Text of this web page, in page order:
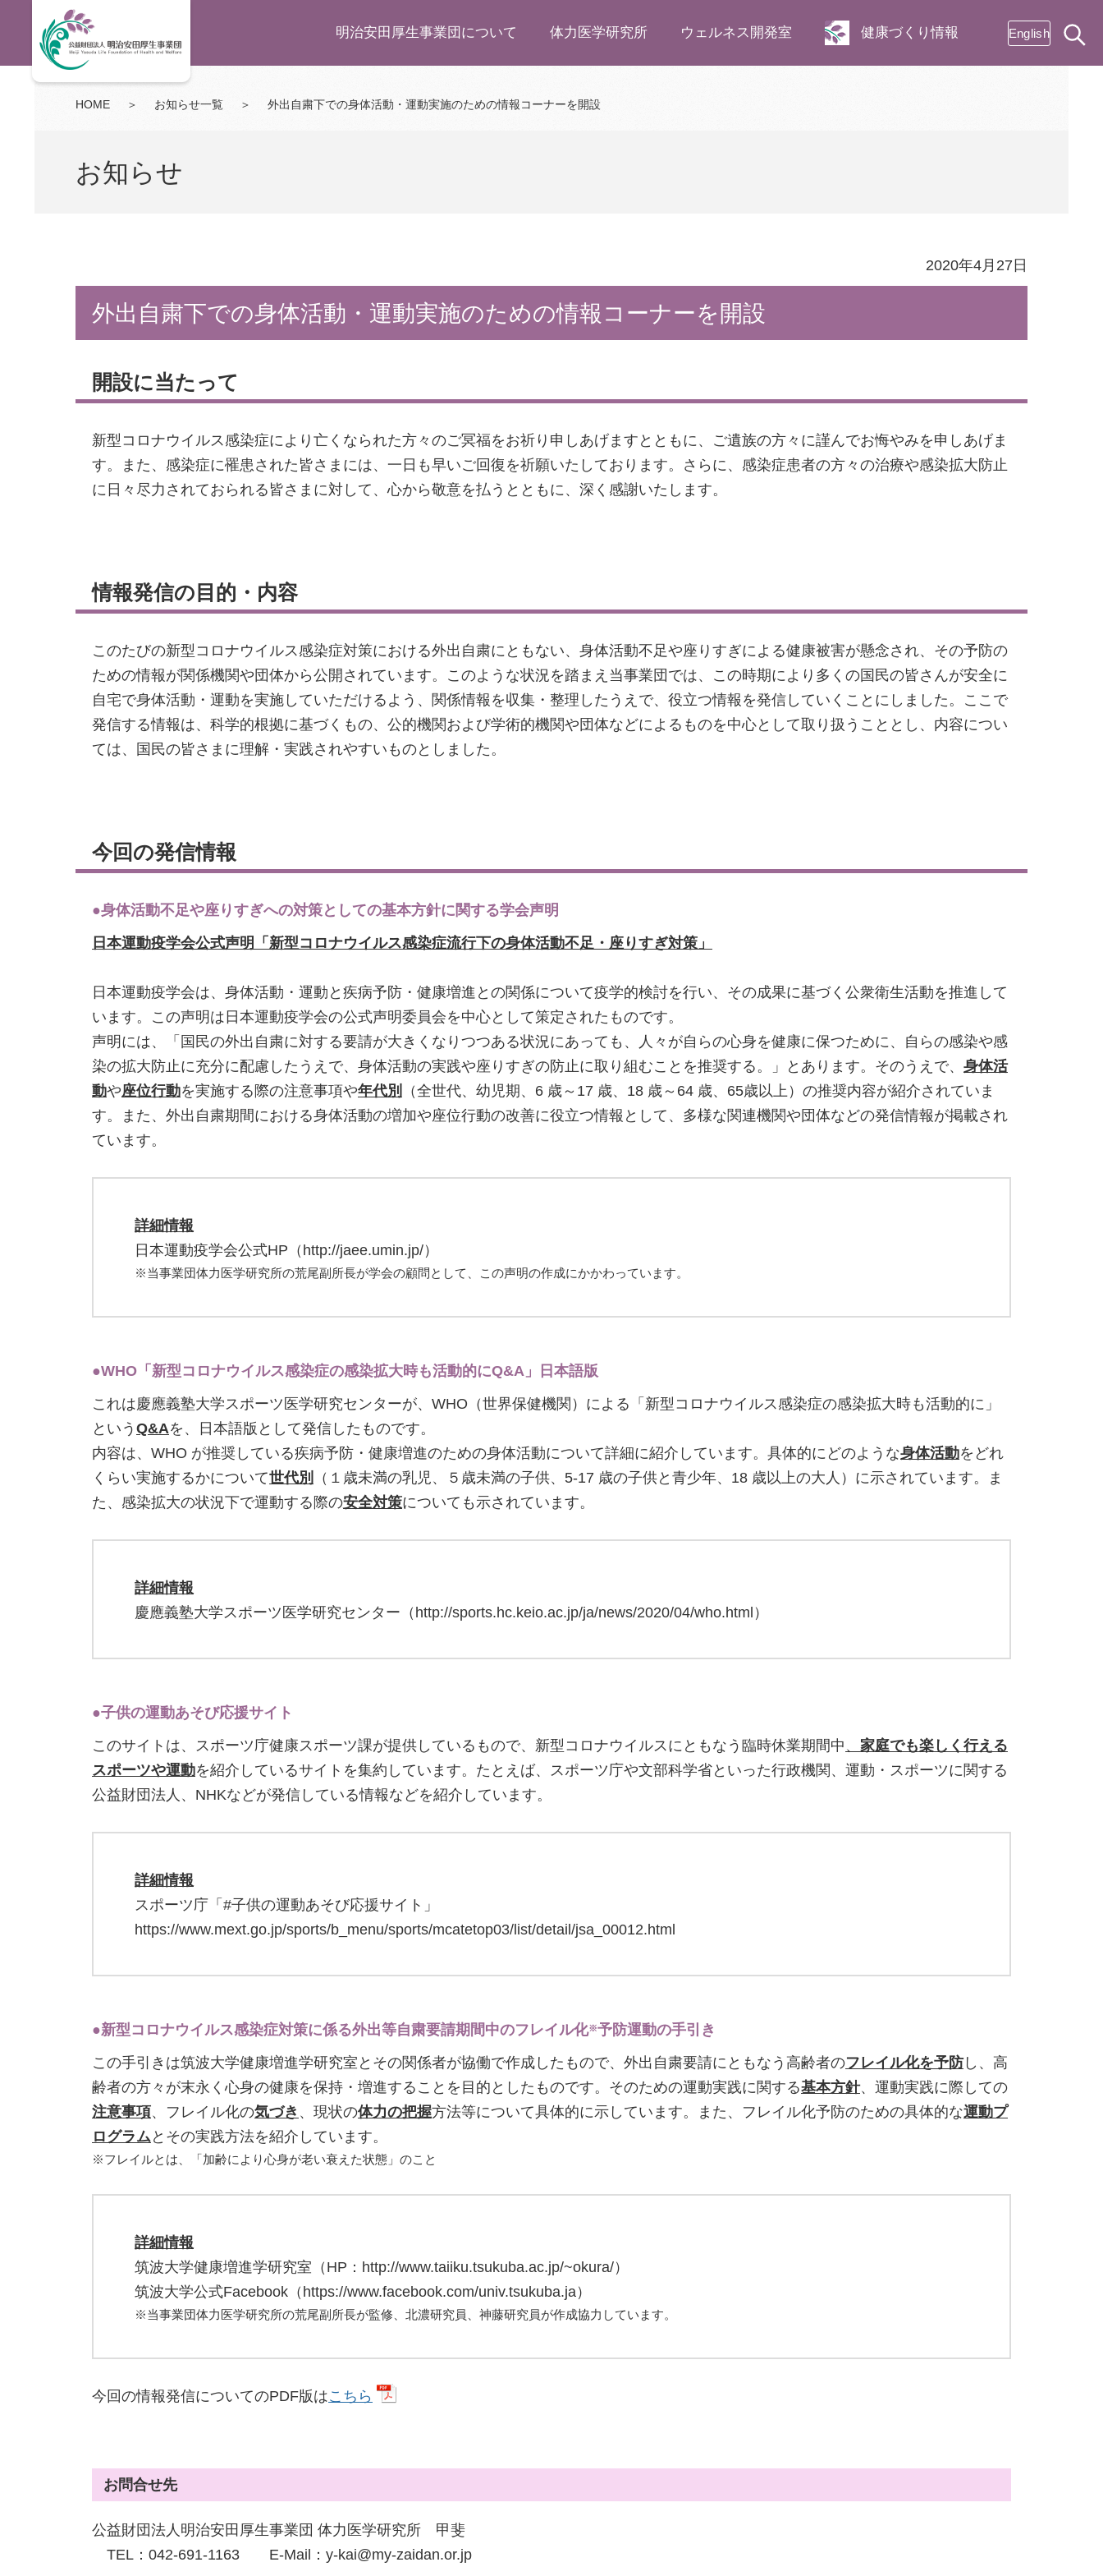
明治安田厚生事業団について 体力医学研究所 ウェルネス開発室 健康づくり情報 English
HOME ＞ お知らせ一覧 ＞ 外出自粛下での身体活動・運動実施のための情報コーナーを開設
お知らせ
2020年4月27日
外出自粛下での身体活動・運動実施のための情報コーナーを開設
開設に当たって
新型コロナウイルス感染症により亡くなられた方々のご冥福をお祈り申しあげますとともに、ご遺族の方々に謹んでお悔やみを申しあげま
す。また、感染症に罹患された皆さまには、一日も早いご回復を祈願いたしております。さらに、感染症患者の方々の治療や感染拡大防止
に日々尽力されておられる皆さまに対して、心から敬意を払うとともに、深く感謝いたします。
情報発信の目的・内容
このたびの新型コロナウイルス感染症対策における外出自粛にともない、身体活動不足や座りすぎによる健康被害が懸念され、その予防の
ための情報が関係機関や団体から公開されています。このような状況を踏まえ当事業団では、この時期により多くの国民の皆さんが安全に
自宅で身体活動・運動を実施していただけるよう、関係情報を収集・整理したうえで、役立つ情報を発信していくことにしました。ここで
発信する情報は、科学的根拠に基づくもの、公的機関および学術的機関や団体などによるものを中心として取り扱うこととし、内容につい
ては、国民の皆さまに理解・実践されやすいものとしました。
今回の発信情報
●身体活動不足や座りすぎへの対策としての基本方針に関する学会声明
日本運動疫学会公式声明「新型コロナウイルス感染症流行下の身体活動不足・座りすぎ対策」
日本運動疫学会は、身体活動・運動と疾病予防・健康増進との関係について疫学的検討を行い、その成果に基づく公衆衛生活動を推進して
います。この声明は日本運動疫学会の公式声明委員会を中心として策定されたものです。
声明には、「国民の外出自粛に対する要請が大きくなりつつある状況にあっても、人々が自らの心身を健康に保つために、自らの感染や感
染の拡大防止に充分に配慮したうえで、身体活動の実践や座りすぎの防止に取り組むことを推奨する。」とあります。そのうえで、 身体活
動や座位行動を実施する際の注意事項や年代別
（全世代、幼児期、6 歳～17 歳、18 歳～64 歳、65歳以上）の推奨内容が紹介されていま
す。また、外出自粛期間における身体活動の増加や座位行動の改善に役立つ情報として、多様な関連機関や団体などの発信情報が掲載され
ています。
詳細情報
日本運動疫学会公式HP（http://jaee.umin.jp/）
※当事業団体力医学研究所の荒尾副所長が学会の顧問として、この声明の作成にかかわっています。
●WHO「新型コロナウイルス感染症の感染拡大時も活動的にQ&A」日本語版
これは慶應義塾大学スポーツ医学研究センターが、WHO（世界保健機関）による「新型コロナウイルス感染症の感染拡大時も活動的に」
という Q&Aを、日本語版として発信したものです。
内容は、WHO が推奨している疾病予防・健康増進のための身体活動について詳細に紹介しています。具体的にどのような身体活動をどれ
くらい実施するかについて世代別
（１歳未満の乳児、５歳未満の子供、5-17 歳の子供と青少年、18 歳以上の大人）に示されています。ま
た、感染拡大の状況下で運動する際の安全対策についても示されています。
詳細情報
慶應義塾大学スポーツ医学研究センター（http://sports.hc.keio.ac.jp/ja/news/2020/04/who.html）
●子供の運動あそび応援サイト
このサイトは、スポーツ庁健康スポーツ課が提供しているもので、新型コロナウイルスにともなう臨時休業期間中 、 家庭でも楽しく行える
スポーツや運動を紹介しているサイトを集約しています。たとえば、スポーツ庁や文部科学省といった行政機関、運動・スポーツに関する
公益財団法人、NHKなどが発信している情報などを紹介しています。
詳細情報
スポーツ庁「#子供の運動あそび応援サイト」
https://www.mext.go.jp/sports/b_menu/sports/mcatetop03/list/detail/jsa_00012.html
●新型コロナウイルス感染症対策に係る外出等自粛要請期間中のフレイル化※予防運動の手引き
この手引きは筑波大学健康増進学研究室とその関係者が協働で作成したもので、外出自粛要請にともなう高齢者のフレイル化を予防し、高
齢者の方々が末永く心身の健康を保持・増進することを目的としたものです。そのための運動実践に関する基本方針、運動実践に際しての
注意事項、フレイル化の気づき 、現状の体力の把握方法等について具体的に示しています。また、フレイル化予防のための具体的な運動プ
ログラムとその実践方法を紹介しています。
※フレイルとは、「加齢により心身が老い衰えた状態」のこと
詳細情報
筑波大学健康増進学研究室（HP：http://www.taiiku.tsukuba.ac.jp/~okura/）
筑波大学公式Facebook（https://www.facebook.com/univ.tsukuba.ja）
※当事業団体力医学研究所の荒尾副所長が監修、北濃研究員、神藤研究員が作成協力しています。
今回の情報発信についてのPDF版はこちら
お問合せ先
公益財団法人明治安田厚生事業団 体力医学研究所 甲斐
TEL：042-691-1163 E-Mail：y-kai@my-zaidan.or.jp